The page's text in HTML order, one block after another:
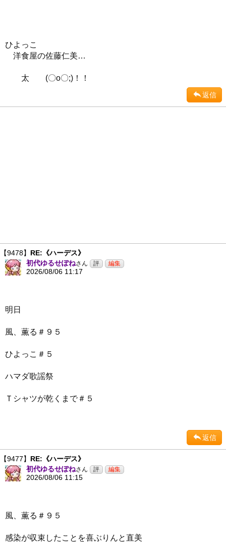
ひよっこ
洋食屋の佐藤仁美…
太 (〇o〇;)！！
返信
【9478】 RE:《ハーデス》
初代ゆるせぽねさん
2026/08/06 11:17
明日
風、薫る＃９５
ひよっこ＃５
ハマダ歌謡祭
Ｔシャツが乾くまで＃５
返信
【9477】 RE:《ハーデス》
初代ゆるせぽねさん
2026/08/06 11:15
風、薫る＃９５
感染が収束したことを喜ぶりんと直美